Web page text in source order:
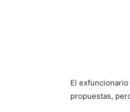
El
propuestas,